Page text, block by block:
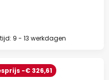
9 - 13 werkdagen
-€ 326,61